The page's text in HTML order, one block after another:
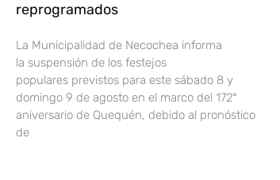
reprogramados
La Municipalidad de Necochea informa
la suspensión de los festejos
populares previstos para este sábado 8 y
domingo 9 de agosto en el marco del 172°
aniversario de Quequén, debido al pronóstico
de